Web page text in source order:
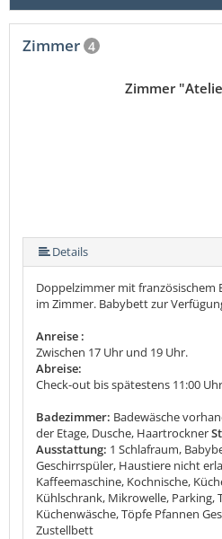
Zimmer 4
Zimmer
Details
Doppelzimmer mit französischem
im Zimmer. Babybett zur
Anreise :
Zwischen 17 Uhr und 19 Uhr.
Abreise:
Check-out bis spätestens 11:00
Badezimmer: Badewäsche
der Etage, Dusche, Haartrockner
Ausstattung: 1 Schlafraum,
Geschirrspüler, Haustiere nicht
Kaffeemaschine, Kochnische,
Kühlschrank, Mikrowelle, Parking,
Küchenwäsche, Töpfe Pfannen
Zustellbett